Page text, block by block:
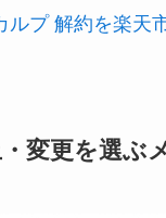
プ 解約を楽天
変更を選ぶ